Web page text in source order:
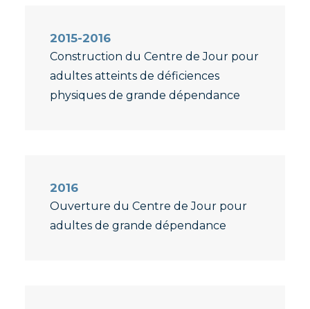
2015-2016
Construction du Centre de Jour pour
adultes atteints de déficiences
physiques de grande dépendance
2016
Ouverture du Centre de Jour pour
adultes de grande dépendance